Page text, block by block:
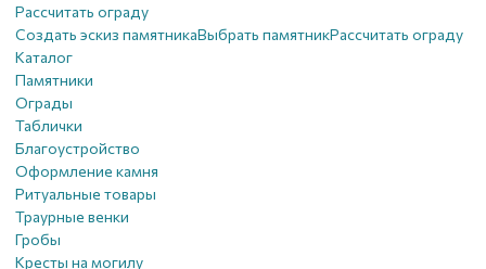
Рассчитать ограду
Создать эскиз памятникаВыбрать памятникРассчитать ограду
Каталог
Памятники
Ограды
Таблички
Благоустройствo
Оформление камня
Ритуальные товары
Траурные венки
Гробы
Кресты на могилу